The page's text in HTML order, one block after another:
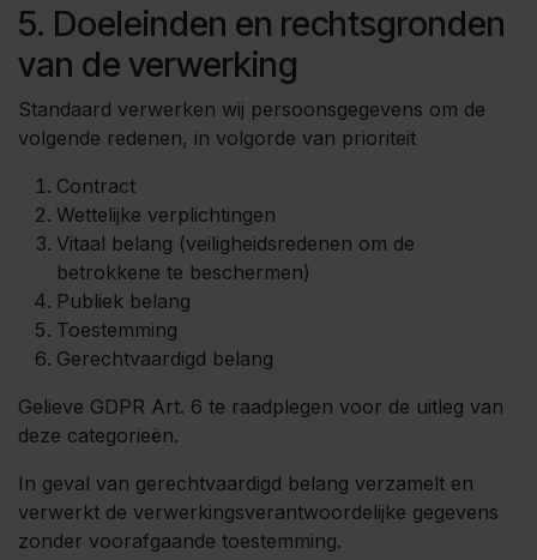
5. Doeleinden en rechtsgronden
van de verwerking
Standaard verwerken wij persoonsgegevens om de
volgende redenen, in volgorde van prioriteit
Contract
Wettelijke verplichtingen
Vitaal belang (veiligheidsredenen om de
betrokkene te beschermen)
Publiek belang
Toestemming
Gerechtvaardigd belang
Gelieve GDPR Art. 6 te raadplegen voor de uitleg van
deze categorieën.
In geval van gerechtvaardigd belang verzamelt en
verwerkt de verwerkingsverantwoordelijke gegevens
zonder voorafgaande toestemming.